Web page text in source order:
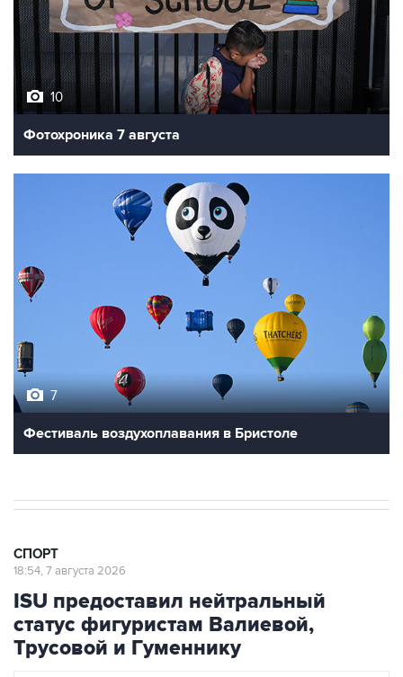
10
Фотохроника 7 августа
7
Фестиваль воздухоплавания в Бристоле
СПОРТ
18:54, 7 августа 2026
ISU предоставил нейтральный
статус фигуристам Валиевой,
Трусовой и Гуменнику